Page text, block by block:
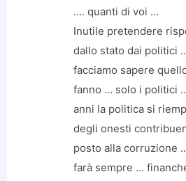
…. quanti di voi …
Inutile pretendere
dallo stato dai politici
facciamo sapere
fanno … solo i politici
anni la politica si
degli onesti
posto alla corruzione
farà sempre …